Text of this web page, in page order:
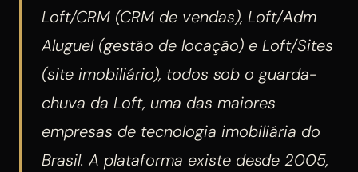
Loft/CRM (CRM de vendas), Loft/Adm
Aluguel (gestão de locação) e Loft/Sites
(site imobiliário), todos sob o guarda-
chuva da Loft, uma das maiores
empresas de tecnologia imobiliária do
Brasil. A plataforma existe desde 2005,